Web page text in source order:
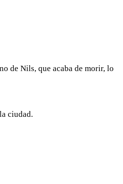
de Nils, que acaba de morir, lo
ciudad.